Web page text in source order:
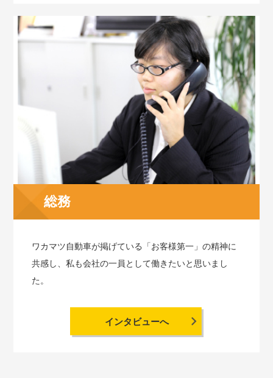
総務
ワカマツ自動車が掲げている「お客様第一」の精神に
共感し、私も会社の一員として働きたいと思いまし
た。
インタビューへ